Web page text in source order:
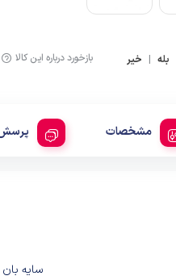
بله | خیر بازخورد درباره این کالا
مشخصات